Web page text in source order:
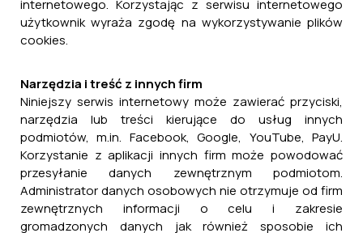
internetowego. Korzystając z serwisu internetowego
użytkownik wyraża zgodę na wykorzystywanie plików
cookies.
Narzędzia i treść z innych firm
Niniejszy serwis internetowy może zawierać przyciski,
narzędzia lub treści kierujące do usług innych
podmiotów, m.in. Facebook, Google, YouTube, PayU.
Korzystanie z aplikacji innych firm może powodować
przesyłanie danych zewnętrznym podmiotom.
Administrator danych osobowych nie otrzymuje od firm
zewnętrznych informacji o celu i zakresie
gromadzonych danych jak również sposobie ich